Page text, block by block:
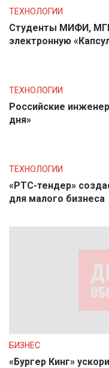
ТЕХНОЛОГИИ
Студенты МИФИ,
электронную
ТЕХНОЛОГИИ
Российские
дня»
ТЕХНОЛОГИИ
«РТС-тендер»
для малого бизнеса
БИЗНЕС
«Бургер Кинг»